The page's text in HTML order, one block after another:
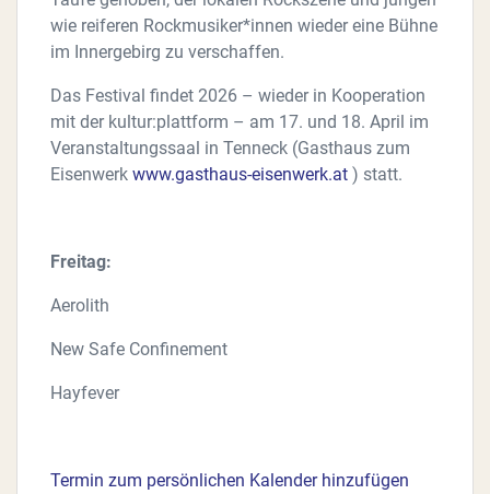
wie reiferen Rockmusiker*innen wieder eine Bühne
im Innergebirg zu verschaffen.
Das Festival findet 2026 – wieder in Kooperation
mit der kultur:plattform – am 17. und 18. April im
Veranstaltungssaal in Tenneck (Gasthaus zum
Eisenwerk www.gasthaus-eisenwerk.at ) statt.
Freitag:
Aerolith
New Safe Confinement
Hayfever
Termin zum persönlichen Kalender hinzufügen